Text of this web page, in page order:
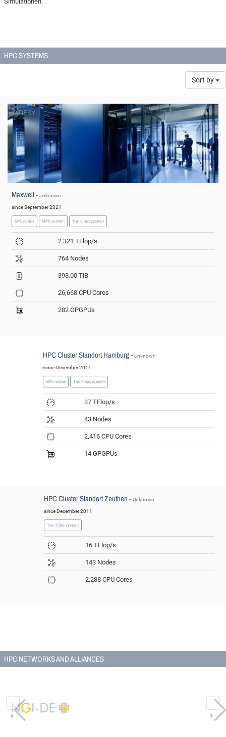
HPC SYSTEMS
Sort by
© DESY
Maxwell - Unknown -
since September 2021
GPU nodes MPP system Tier 3 hpc system
2.321 TFlop/s
764 Nodes
393.00 TiB
26,668 CPU Cores
282 GPGPUs
HPC Cluster Standort Hamburg - Unknown
since December 2011
GPU nodes Tier 3 hpc system
37 TFlop/s
43 Nodes
2,416 CPU Cores
14 GPGPUs
HPC Cluster Standort Zeuthen - Unknown
since December 2011
Tier 3 hpc system
16 TFlop/s
143 Nodes
2,288 CPU Cores
HPC NETWORKS AND ALLIANCES